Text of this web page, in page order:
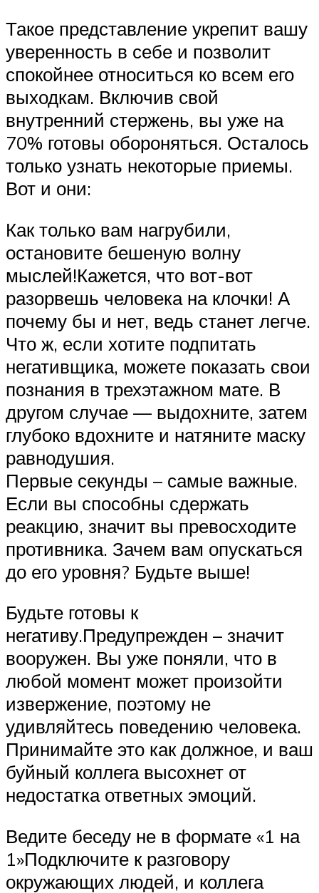
Такое представление укрепит вашу
уверенность в себе и позволит
спокойнее относиться ко всем его
выходкам. Включив свой
внутренний стержень, вы уже на
70% готовы обороняться. Осталось
только узнать некоторые приемы.
Вот и они:
Как только вам нагрубили,
остановите бешеную волну
мыслей!Кажется, что вот-вот
разорвешь человека на клочки! А
почему бы и нет, ведь станет легче.
Что ж, если хотите подпитать
негативщика, можете показать свои
познания в трехэтажном мате. В
другом случае — выдохните, затем
глубоко вдохните и натяните маску
равнодушия.
Первые секунды – самые важные.
Если вы способны сдержать
реакцию, значит вы превосходите
противника. Зачем вам опускаться
до его уровня? Будьте выше!
Будьте готовы к
негативу.Предупрежден – значит
вооружен. Вы уже поняли, что в
любой момент может произойти
извержение, поэтому не
удивляйтесь поведению человека.
Принимайте это как должное, и ваш
буйный коллега высохнет от
недостатка ответных эмоций.
Ведите беседу не в формате «1 на
1»Подключите к разговору
окружающих людей, и коллега